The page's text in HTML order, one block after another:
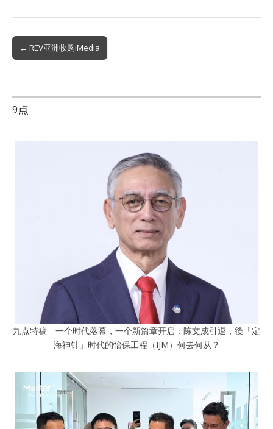
Post
navigation
← REV亚洲收购iMedia
9点
九点特稿︱一个时代落幕，一个新篇章开启：陈文成引退，後「定
海神针」时代的怡保工程（IJM）何去何从？